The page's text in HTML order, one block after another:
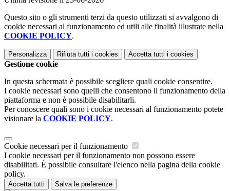
Questo sito o gli strumenti terzi da questo utilizzati si avvalgono di
cookie necessari al funzionamento ed utili alle finalità illustrate nella
COOKIE POLICY.
Personalizza Rifiuta tutti i cookies Accetta tutti i cookies
Gestione cookie
In questa schermata è possibile scegliere quali cookie consentire.
I cookie necessari sono quelli che consentono il funzionamento della
piattaforma e non è possibile disabilitarli.
Per conoscere quali sono i cookie necessari al funzionamento potete
visionare la COOKIE POLICY.
Cookie necessari per il funzionamento
I cookie necessari per il funzionamento non possono essere
disabilitati. È possibile consultare l'elenco nella pagina della cookie
policy.
Accetta tutti Salva le preferenze